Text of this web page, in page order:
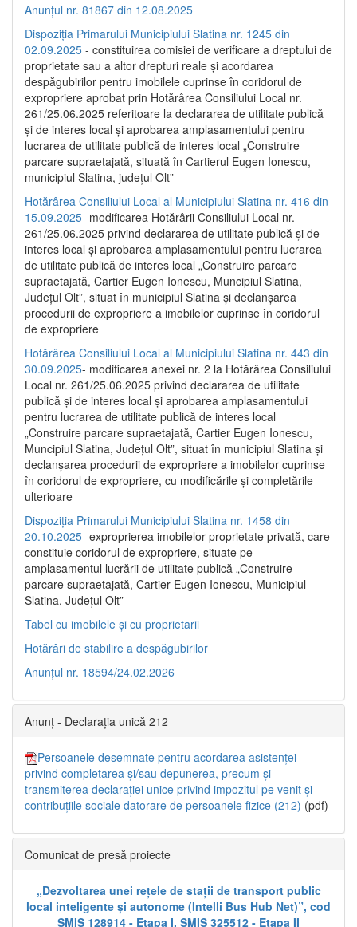
Anunțul nr. 81867 din 12.08.2025
Dispoziția Primarului Municipiului Slatina nr. 1245 din
02.09.2025 - constituirea comisiei de verificare a dreptului de
proprietate sau a altor drepturi reale și acordarea
despăgubirilor pentru imobilele cuprinse în coridorul de
expropriere aprobat prin Hotărârea Consiliului Local nr.
261/25.06.2025 referitoare la declararea de utilitate publică
și de interes local și aprobarea amplasamentului pentru
lucrarea de utilitate publică de interes local „Construire
parcare supraetajată, situată în Cartierul Eugen Ionescu,
municipiul Slatina, județul Olt”
Hotărârea Consiliului Local al Municipiului Slatina nr. 416 din
15.09.2025- modificarea Hotărârii Consiliului Local nr.
261/25.06.2025 privind declararea de utilitate publică și de
interes local și aprobarea amplasamentului pentru lucrarea
de utilitate publică de interes local „Construire parcare
supraetajată, Cartier Eugen Ionescu, Muncipiul Slatina,
Județul Olt”, situat în municipiul Slatina și declanșarea
procedurii de expropriere a imobilelor cuprinse în coridorul
de expropriere
Hotărârea Consiliului Local al Municipiului Slatina nr. 443 din
30.09.2025- modificarea anexei nr. 2 la Hotărârea Consiliului
Local nr. 261/25.06.2025 privind declararea de utilitate
publică şi de interes local şi aprobarea amplasamentului
pentru lucrarea de utilitate publică de interes local
„Construire parcare supraetajată, Cartier Eugen Ionescu,
Muncipiul Slatina, Judeţul Olt”, situat în municipiul Slatina şi
declanşarea procedurii de expropriere a imobilelor cuprinse
în coridorul de expropriere, cu modificările şi completările
ulterioare
Dispoziția Primarului Municipiului Slatina nr. 1458 din
20.10.2025- exproprierea imobilelor proprietate privată, care
constituie coridorul de expropriere, situate pe
amplasamentul lucrării de utilitate publică „Construire
parcare supraetajată, Cartier Eugen Ionescu, Municipiul
Slatina, Județul Olt”
Tabel cu imobilele și cu proprietarii
Hotărâri de stabilire a despăgubirilor
Anunțul nr. 18594/24.02.2026
Anunț - Declarația unică 212
Persoanele desemnate pentru acordarea asistenței
privind completarea și/sau depunerea, precum și
transmiterea declarației unice privind impozitul pe venit și
contribuțiile sociale datorare de persoanele fizice (212) (pdf)
Comunicat de presă proiecte
„Dezvoltarea unei rețele de stații de transport public
local inteligente și autonome (Intelli Bus Hub Net)”, cod
SMIS 128914 - Etapa I, SMIS 325512 - Etapa II